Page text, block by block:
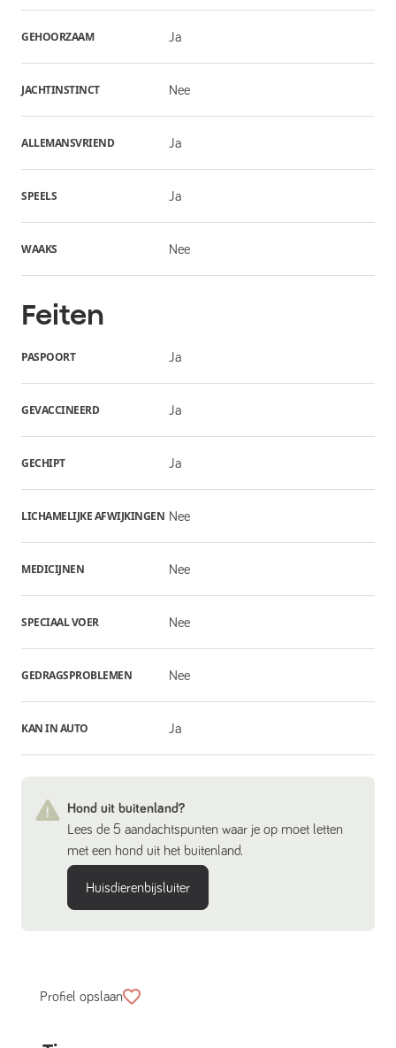
GEHOORZAAM Ja
JACHTINSTINCT Nee
ALLEMANSVRIEND Ja
SPEELS Ja
WAAKS Nee
Feiten
PASPOORT Ja
GEVACCINEERD Ja
GECHIPT Ja
LICHAMELIJKE AFWIJKINGEN Nee
MEDICIJNEN Nee
SPECIAAL VOER Nee
GEDRAGSPROBLEMEN Nee
KAN IN AUTO Ja
Hond uit buitenland?
Lees de 5 aandachtspunten waar je op moet letten
met een hond uit het buitenland.
Huisdierenbijsluiter
Profiel opslaan